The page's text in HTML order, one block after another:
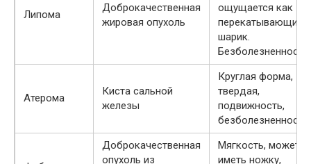
Липома
Доброкачественная
жировая опухоль
ощущается как
шарик.
Безболезненность
Атерома
Киста сальной
железы
Круглая форма,
твердая,
подвижность,
безболезненность
Доброкачественная
опухоль из
Мягкость, может
иметь ножку,